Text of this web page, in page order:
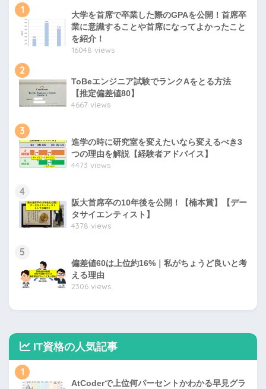
1
大学を首席で卒業した際のGPAを公開！首席卒
業に意識することや首席になってよかったこと
を紹介！
16048 views
2
ToBeエンジニア試験でランクAをとる方法
【推定偏差値80】
4667 views
3
進学の時に研究室を変えたいなら変えるべき3
つの理由を解説【経験者アドバイス】
4473 views
4
阪大首席卒の10年後を公開！【楠本賞】【デー
タサイエンティスト】
4378 views
5
偏差値60は上位約16%｜私がちょうど良いと考
える理由
2306 views
IT資格の人気記事
1
AtCoderで上位何パーセントかわかる早見グラ